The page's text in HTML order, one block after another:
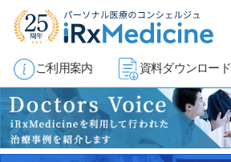
ご利用案内 資料ダウンロード